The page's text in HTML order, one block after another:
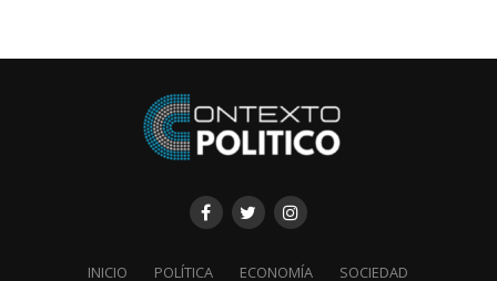
INICIO POLÍTICA ECONOMÍA SOCIEDAD